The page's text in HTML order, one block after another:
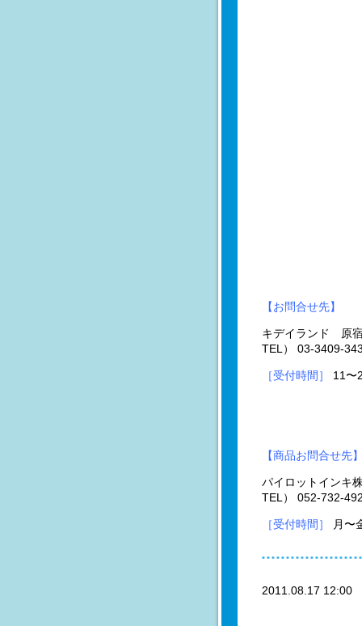
【お問合せ先】
キデイランド 原
TEL） 03-3409-
［受付時間］ 11〜
【商品お問合せ先
パイロットイン
TEL） 052-732-
［受付時間］ 月〜
2011.08.17